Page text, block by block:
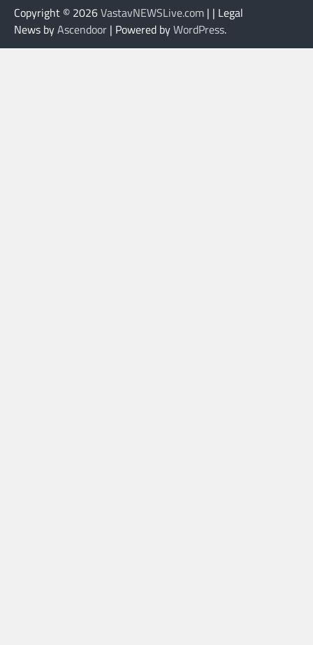
Copyright © 2026VastavNEWSLive.com | | Legal
News byAscendoor | Powered byWordPress.